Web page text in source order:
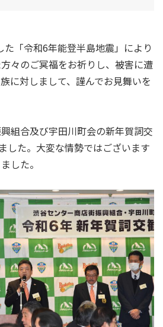
「令和6年能登半島地震」により
々のご冥福をお祈りし、被害に遭
に対しまして、謹んでお見舞いを
組合及び宇田川町会の新年賀詞交
した。大変な情勢ではございます
した。